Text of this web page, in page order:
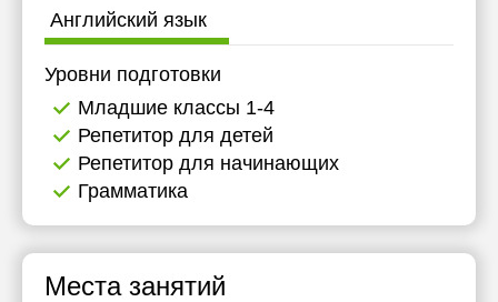
Английский язык
Уровни подготовки
Младшие классы 1-4
Репетитор для детей
Репетитор для начинающих
Грамматика
Места занятий